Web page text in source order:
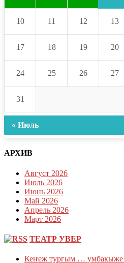
10 11 12 13
17 18 19 20
24 25 26 27
31
« Июль
АРХИВ
Август 2026
Июль 2026
Июнь 2026
Май 2026
Апрель 2026
Март 2026
ТЕАТР УВЕР
Кеҥеж тургым … умбакыже